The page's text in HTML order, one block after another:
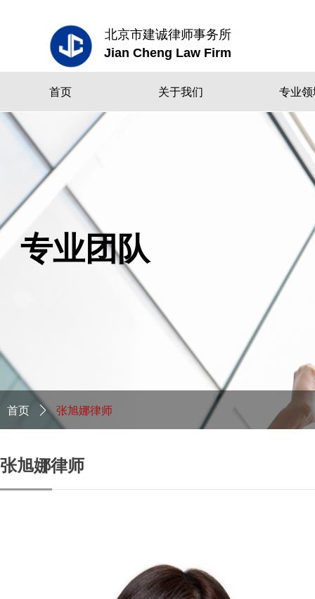
北京市建诚律师事务所
Jian Cheng Law Firm
首页 关于我们 专业领
张旭娜律师
专业团队
首页 ꄲ 张旭娜律师